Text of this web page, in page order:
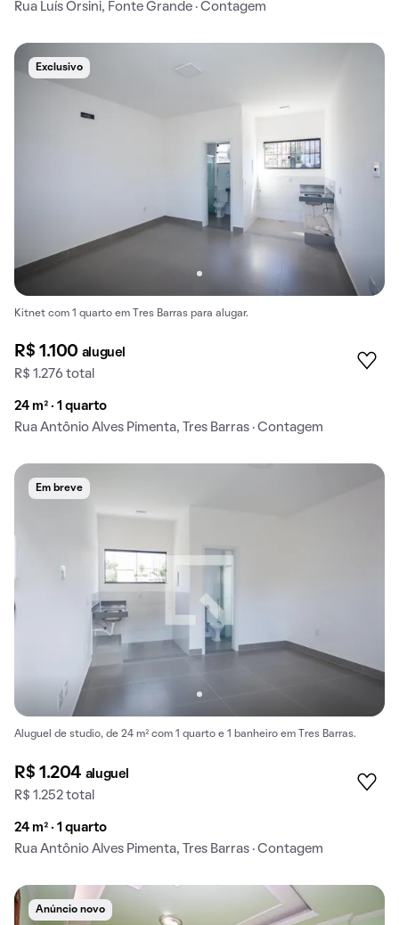
Rua Luís Orsini, Fonte Grande · Contagem
Exclusivo
Kitnet com 1 quarto em Tres Barras para alugar.
R$ 1.100 aluguel
R$ 1.276 total
24 m² · 1 quarto
Rua Antônio Alves Pimenta, Tres Barras · Contagem
Em breve
Aluguel de studio, de 24 m² com 1 quarto e 1 banheiro em Tres Barras.
R$ 1.204 aluguel
R$ 1.252 total
24 m² · 1 quarto
Rua Antônio Alves Pimenta, Tres Barras · Contagem
Anúncio novo